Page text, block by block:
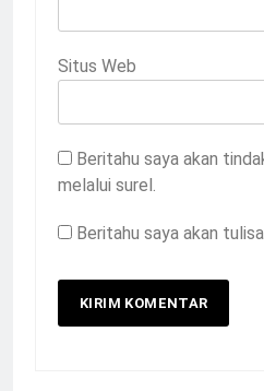
Situs Web
Beritahu saya akan
melalui surel.
Beritahu saya akan